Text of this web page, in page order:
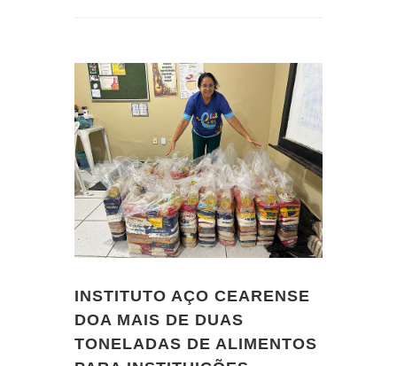
INSTITUTO AÇO CEARENSE
DOA MAIS DE DUAS
TONELADAS DE ALIMENTOS